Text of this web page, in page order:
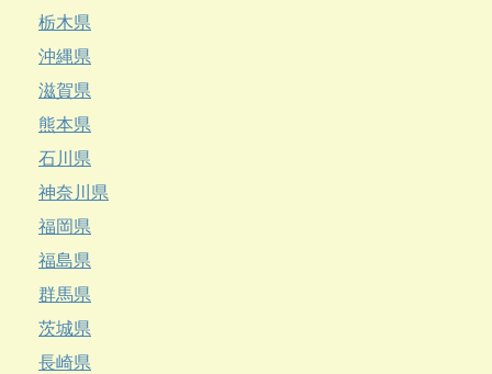
栃木県
沖縄県
滋賀県
熊本県
石川県
神奈川県
福岡県
福島県
群馬県
茨城県
長崎県